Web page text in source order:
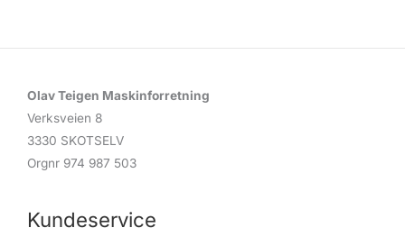
Olav Teigen Maskinforretning
Verksveien 8
3330 SKOTSELV
Orgnr 974 987 503
Kundeservice